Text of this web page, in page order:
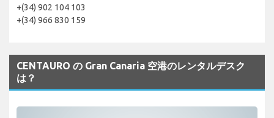
+(34) 902 104 103
+(34) 966 830 159
CENTAURO の Gran Canaria 空港のレンタルデスク
は？